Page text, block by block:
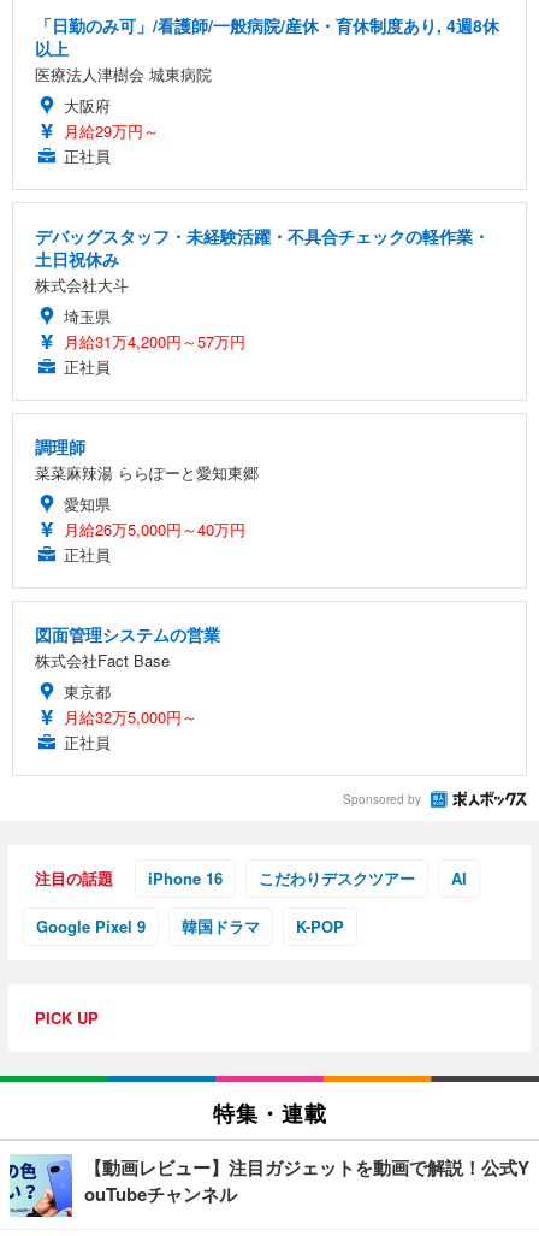
「日勤のみ可」/看護師/一般病院/産休・育休制度あり, 4週8休
以上
医療法人津樹会 城東病院
大阪府
月給29万円～
正社員
デバッグスタッフ・未経験活躍・不具合チェックの軽作業・
土日祝休み
株式会社大斗
埼玉県
月給31万4,200円～57万円
正社員
調理師
菜菜麻辣湯 ららぽーと愛知東郷
愛知県
月給26万5,000円～40万円
正社員
図面管理システムの営業
株式会社Fact Base
東京都
月給32万5,000円～
正社員
Sponsored by
注目の話題 iPhone 16 こだわりデスクツアー AI
Google Pixel 9 韓国ドラマ K-POP
PICK UP
特集・連載
【動画レビュー】注目ガジェットを動画で解説！公式Y
ouTubeチャンネル